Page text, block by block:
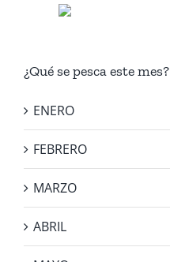
¿Qué se pesca este mes?
ENERO
FEBRERO
MARZO
ABRIL